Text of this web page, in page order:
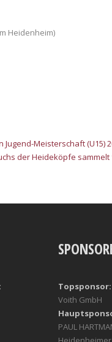
Heidenheim)
Jugend-Meisterschaft (U15)
der Heideköpfe sammelt
Topsponsor:
Voith GmbH
PAUL